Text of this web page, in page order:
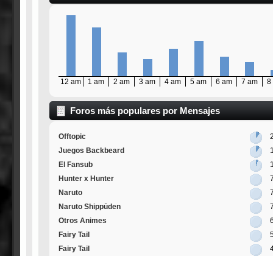
12 am 1 am 2 am 3 am 4 am 5 am 6 am 7 am 8
Foros más populares por Mensajes
Offtopic
Juegos Backbeard
El Fansub
Hunter x Hunter
Naruto
Naruto Shippūden
Otros Animes
Fairy Tail
Fairy Tail